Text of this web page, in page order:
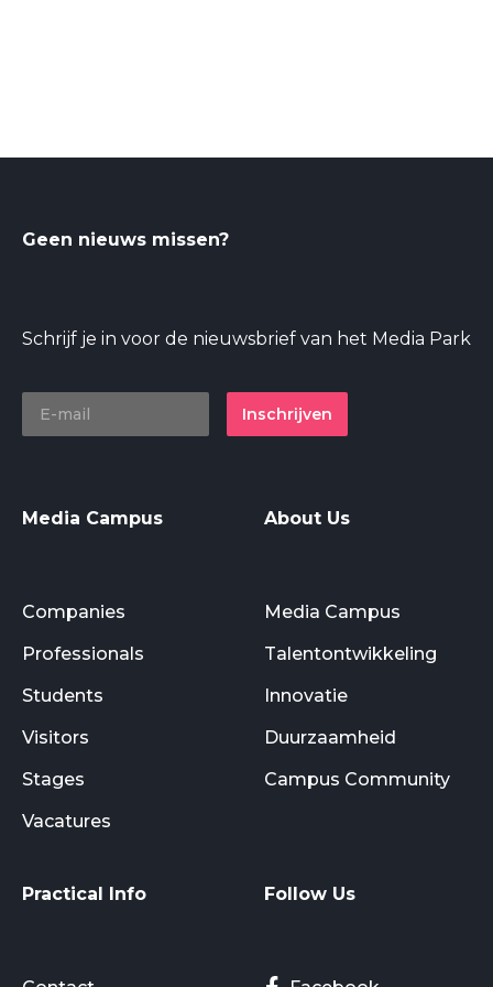
Geen nieuws missen?
Schrijf je in voor de nieuwsbrief van het Media Park
Inschrijven
Media Campus
Companies
Professionals
Students
Visitors
Stages
Vacatures
About Us
Media Campus
Talentontwikkeling
Innovatie
Duurzaamheid
Campus Community
Practical Info Follow Us